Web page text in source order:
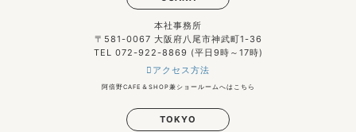
本社事務所
〒581-0067 大阪府八尾市神武町1-36
TEL 072-922-8869 (平日9時～17時)
アクセス方法
阿倍野CAFE＆SHOP兼ショールームへはこちら
TOKYO